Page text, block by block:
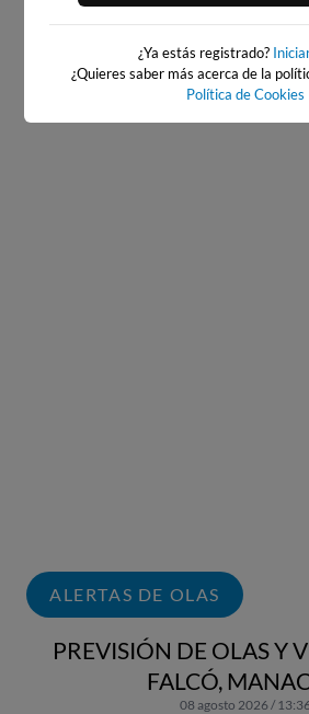
0.1 m
ALERTAS DE OLAS
PREVISIÓN DE OLAS Y
FALCÓ,
08 agosto 2026 /
¿Ya estás registrado?
¿Quieres saber más acerca de la
Política de Cookies